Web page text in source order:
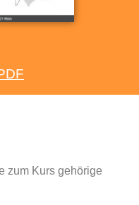
zum Kurs gehörige